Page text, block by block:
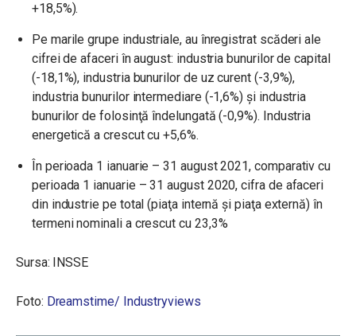
+18,5%).
Pe marile grupe industriale, au înregistrat scăderi ale
cifrei de afaceri în august: industria bunurilor de capital
(-18,1%), industria bunurilor de uz curent (-3,9%),
industria bunurilor intermediare (-1,6%) și industria
bunurilor de folosinţă îndelungată (-0,9%). Industria
energetică a crescut cu +5,6%.
În perioada 1 ianuarie – 31 august 2021, comparativ cu
perioada 1 ianuarie – 31 august 2020, cifra de afaceri
din industrie pe total (piaţa internă şi piaţa externă) în
termeni nominali a crescut cu 23,3%
Sursa: INSSE
Foto: Dreamstime/ Industryviews